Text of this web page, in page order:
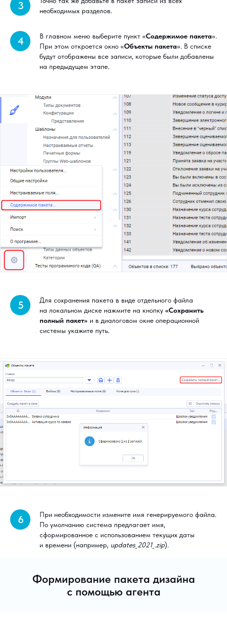
3
необходимых разделов.
4 В главном меню выберите пункт «Содержимое пакета».
При этом откроется окно «Объекты пакета». В списке
будут отображены все записи, которые были добавлены
на предыдущем этапе.
5
Для сохранения пакета в виде отдельного файла
на локальном диске нажмите на кнопку «Сохранить
полный пакет» и в диалоговом окне операционной
системы укажите путь.
6
При необходимости измените имя генерируемого файла.
По умолчанию система предлагает имя,
сформированное с использованием текущих даты
и времени (например, updates_2021_.zip).
Формирование пакета дизайна
с помощью агента